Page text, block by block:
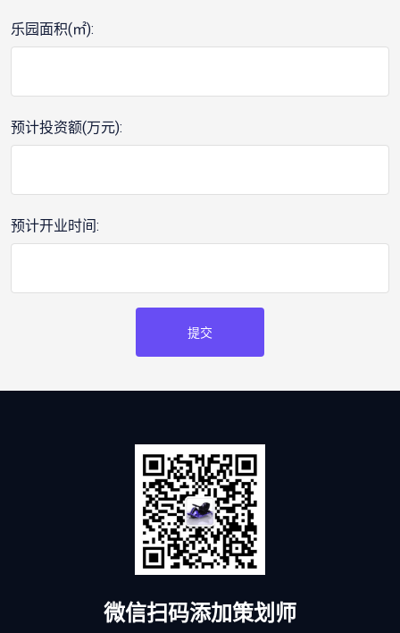
乐园面积(㎡):
预计投资额(万元):
预计开业时间:
提交
微信扫码添加策划师